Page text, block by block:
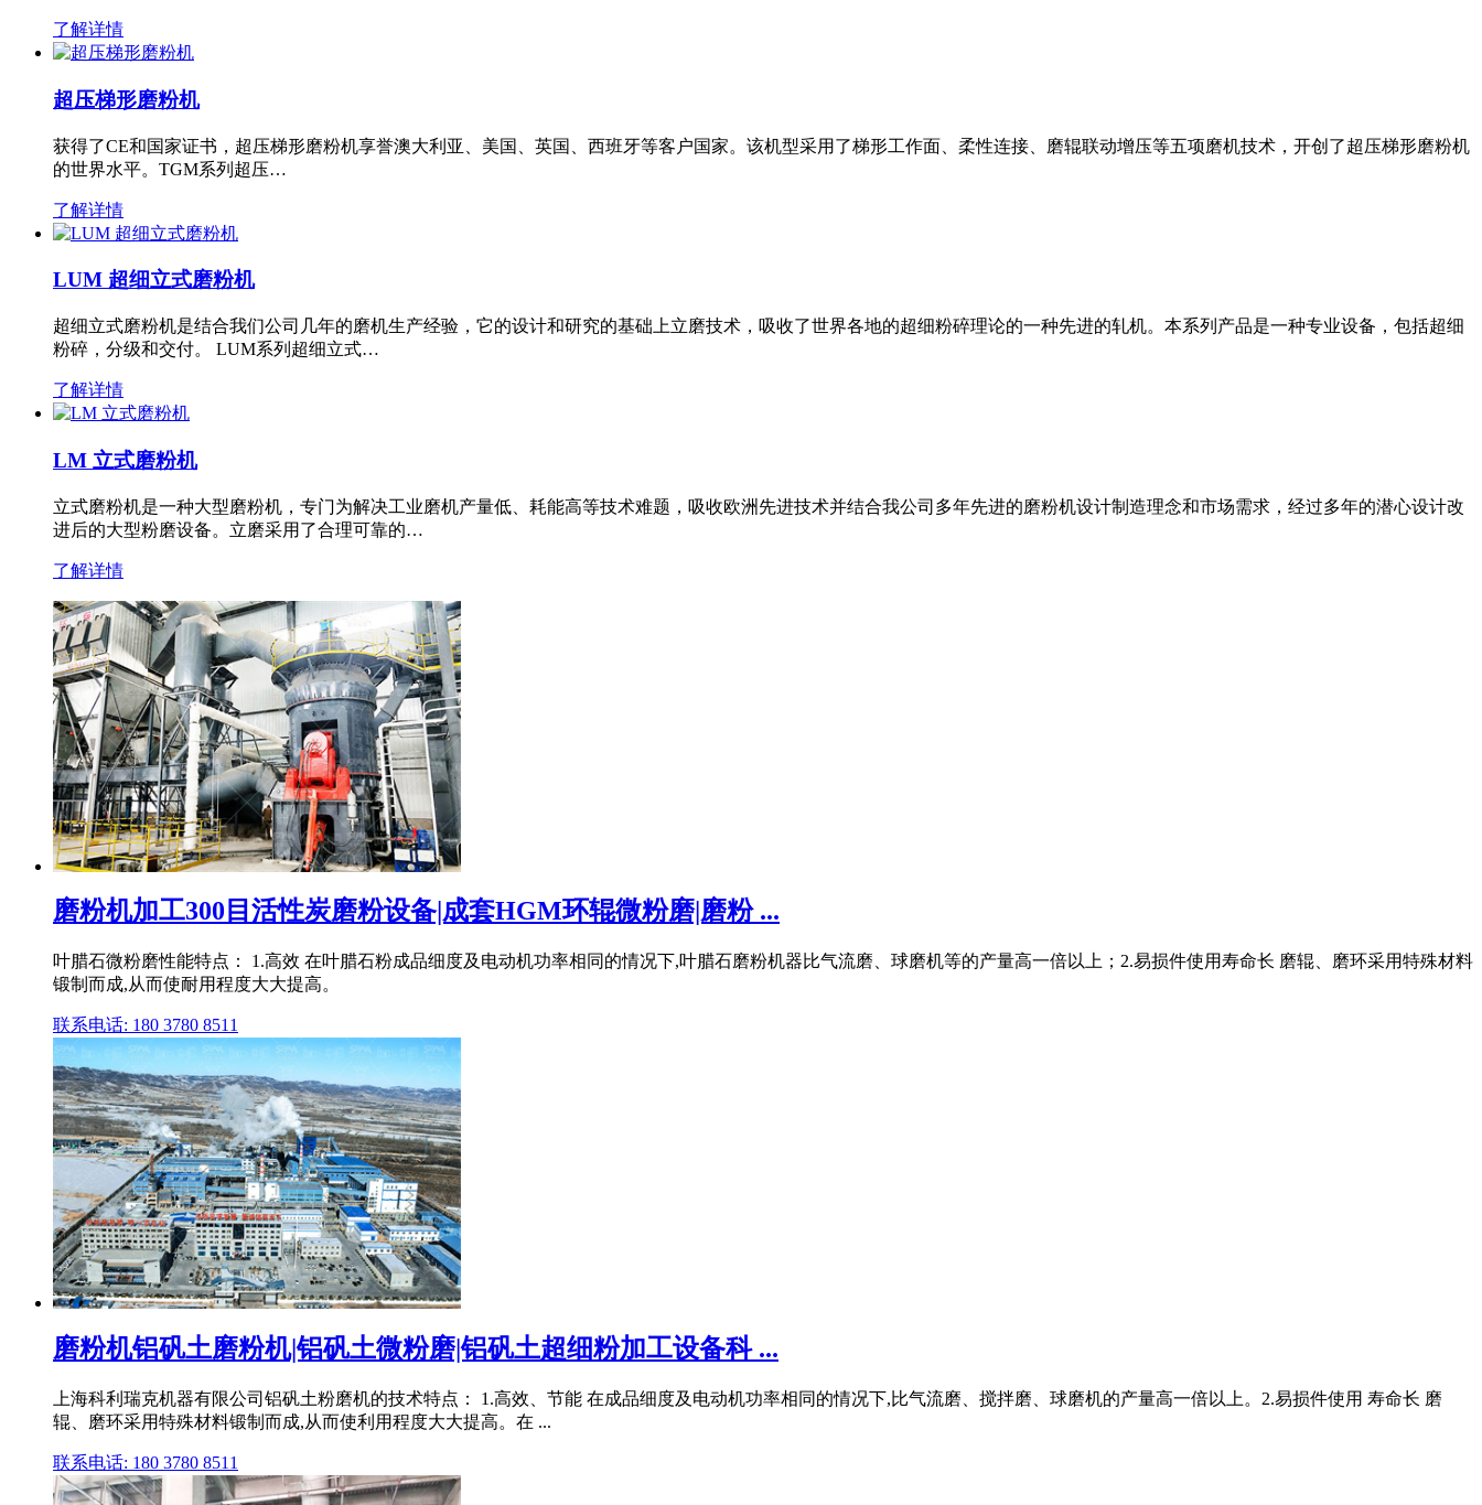
了解详情
超压梯形磨粉机
获得了CE和国家证书，超压梯形磨粉机享誉澳大利亚、美国、英国、西班牙等客户国家。该机型采用了梯形工作面、柔性连接、磨辊联动增压等五项磨机技术，开创了超压梯形磨粉机
的世界水平。TGM系列超压…
了解详情
LUM 超细立式磨粉机
超细立式磨粉机是结合我们公司几年的磨机生产经验，它的设计和研究的基础上立磨技术，吸收了世界各地的超细粉碎理论的一种先进的轧机。本系列产品是一种专业设备，包括超细
粉碎，分级和交付。 LUM系列超细立式…
了解详情
LM 立式磨粉机
立式磨粉机是一种大型磨粉机，专门为解决工业磨机产量低、耗能高等技术难题，吸收欧洲先进技术并结合我公司多年先进的磨粉机设计制造理念和市场需求，经过多年的潜心设计改
进后的大型粉磨设备。立磨采用了合理可靠的…
了解详情
磨粉机加工300目活性炭磨粉设备|成套HGM环辊微粉磨|磨粉 ...
叶腊石微粉磨性能特点： 1.高效 在叶腊石粉成品细度及电动机功率相同的情况下,叶腊石磨粉机器比气流磨、球磨机等的产量高一倍以上；2.易损件使用寿命长 磨辊、磨环采用特殊材料
锻制而成,从而使耐用程度大大提高。
联系电话: 180 3780 8511
磨粉机铝矾土磨粉机|铝矾土微粉磨|铝矾土超细粉加工设备科 ...
上海科利瑞克机器有限公司铝矾土粉磨机的技术特点： 1.高效、节能 在成品细度及电动机功率相同的情况下,比气流磨、搅拌磨、球磨机的产量高一倍以上。2.易损件使用 寿命长 磨
辊、磨环采用特殊材料锻制而成,从而使利用程度大大提高。在 ...
联系电话: 180 3780 8511